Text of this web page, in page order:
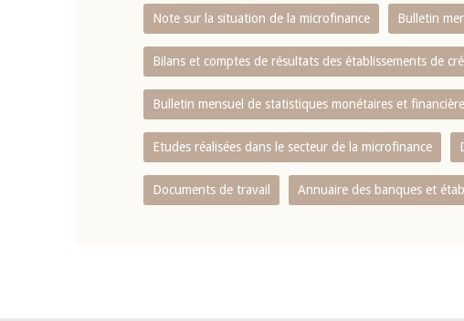
Note sur la situation de la microfinance Bulletin
Bilans et comptes de résultats des établissements de
Bulletin mensuel de statistiques monétaires et
Etudes réalisées dans le secteur de la microfinance
Documents de travail Annuaire des banques et